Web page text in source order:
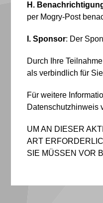
H.
per Mogry-Post
I. Sponsor: Der
Durch Ihre
als verbindlich für
Für weitere
Datenschutzhinweis
UM AN DIESER
ART
SIE MÜSSEN VOR